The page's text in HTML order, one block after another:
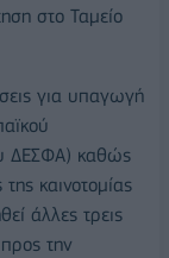
στο Ταμείο
για υπαγωγή
ΔΕΣΦΑ) καθώς
καινοτομίας
άλλες τρεις
την